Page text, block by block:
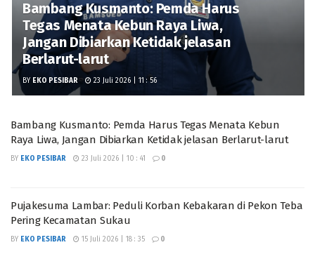
Bambang Kusmanto: Pemda Harus
Tegas Menata Kebun Raya Liwa,
Jangan Dibiarkan Ketidak jelasan
Berlarut-larut
BY EKO PESIBAR 23 Juli 2026 | 11 : 56
Bambang Kusmanto: Pemda Harus Tegas Menata Kebun
Raya Liwa, Jangan Dibiarkan Ketidak jelasan Berlarut-larut
BY EKO PESIBAR 23 Juli 2026 | 10 : 41 0
Pujakesuma Lambar: Peduli Korban Kebakaran di Pekon Teba
Pering Kecamatan Sukau
BY EKO PESIBAR 15 Juli 2026 | 18 : 35 0